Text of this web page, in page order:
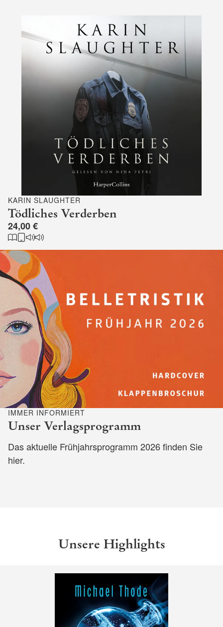
KARIN SLAUGHTER
Tödliches Verderben
24,00 €
IMMER INFORMIERT
Unser Verlagsprogramm
Das aktuelle Frühjahrsprogramm 2026 finden Sie
hier.
Unsere Highlights